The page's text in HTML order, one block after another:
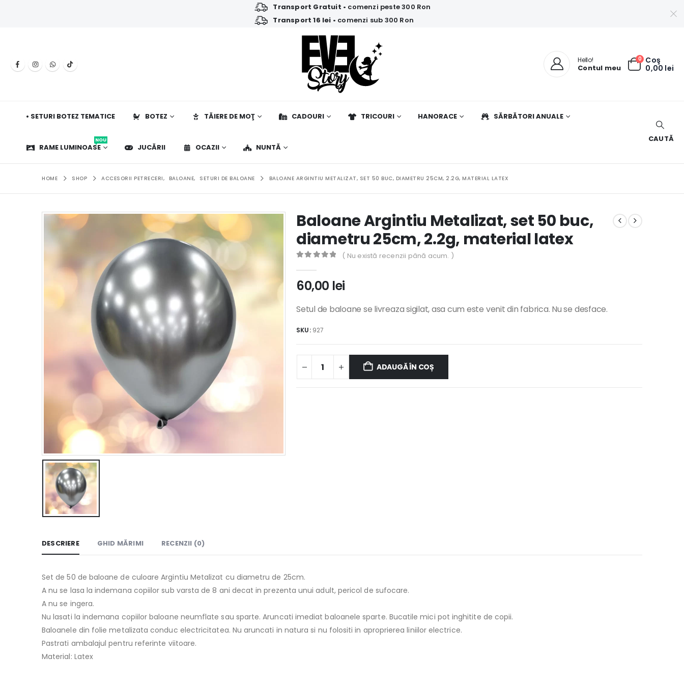
Transport Gratuit • comenzi peste 300 Ron
Transport 16 lei • comenzi sub 300 Ron
Hello!
Contul meu
0 Coş
0,00 lei
• SETURI BOTEZ TEMATICE BOTEZ TĂIERE DE MOŢ CADOURI TRICOURI HANORACE SĂRBĂTORI ANUALE
RAME LUMINOASE
NOU
JUCĂRII OCAZII NUNTĂ
CAUTĂ
HOME SHOP ACCESORII PETRECERI, BALOANE, SETURI DE BALOANE BALOANE ARGINTIU METALIZAT, SET 50 BUC, DIAMETRU 25CM, 2.2G, MATERIAL LATEX
Baloane Argintiu Metalizat, set 50 buc,
diametru 25cm, 2.2g, material latex
( Nu există recenzii până acum. )
60,00 lei
Setul de baloane se livreaza sigilat, asa cum este venit din fabrica. Nu se desface.
SKU: 927
ADAUGĂ ÎN COȘ
DESCRIERE GHID MĂRIMI RECENZII (0)
Set de 50 de baloane de culoare Argintiu Metalizat cu diametru de 25cm.
A nu se lasa la indemana copiilor sub varsta de 8 ani decat in prezenta unui adult, pericol de sufocare.
A nu se ingera.
Nu lasati la indemana copiilor baloane neumflate sau sparte. Aruncati imediat baloanele sparte. Bucatile mici pot inghitite de copii.
Baloanele din folie metalizata conduc electricitatea. Nu aruncati in natura si nu folositi in aproprierea liniilor electrice.
Pastrati ambalajul pentru referinte viitoare.
Material: Latex